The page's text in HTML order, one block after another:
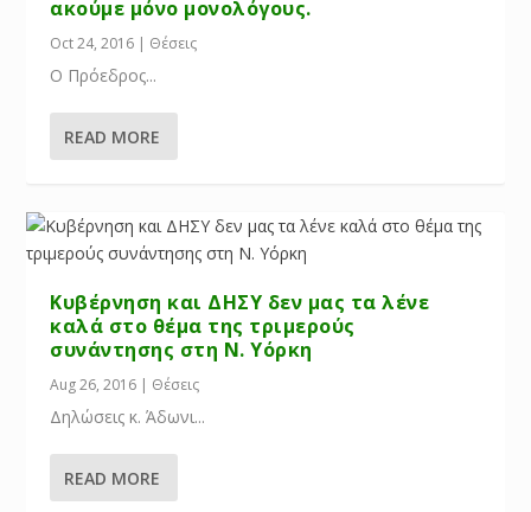
ακούμε μόνο μονολόγους.
Oct 24, 2016 | Θέσεις
Ο Πρόεδρος...
READ MORE
Κυβέρνηση και ΔΗΣΥ δεν μας τα λένε
καλά στο θέμα της τριμερούς
συνάντησης στη Ν. Υόρκη
Aug 26, 2016 | Θέσεις
Δηλώσεις κ. Άδωνι...
READ MORE